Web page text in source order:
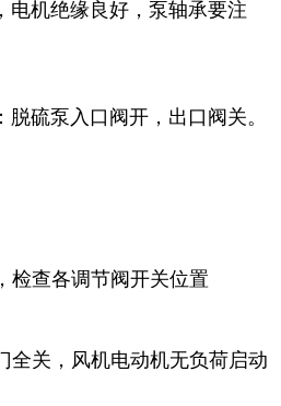
电机绝缘良好，泵轴承要注
硫泵入口阀开，出口阀关。
检查各调节阀开关位置
全关，风机电动机无负荷启动